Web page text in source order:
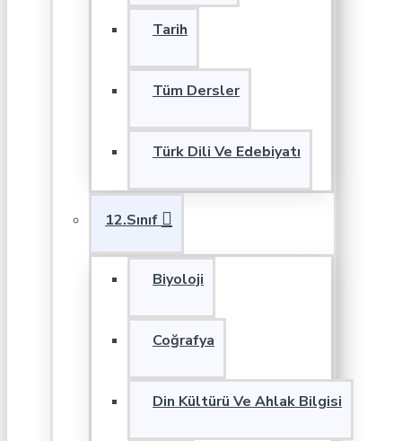
Tarih
Tüm Dersler
Türk Dili Ve Edebiyatı
12.Sınıf
Biyoloji
Coğrafya
Din Kültürü Ve Ahlak Bilgisi